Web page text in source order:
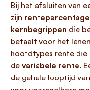
Bij het afsluiten van
zijn
kernbegrippen die
betaalt voor het
hoofdtypes rente die
de variabele rente.
de gehele looptijd